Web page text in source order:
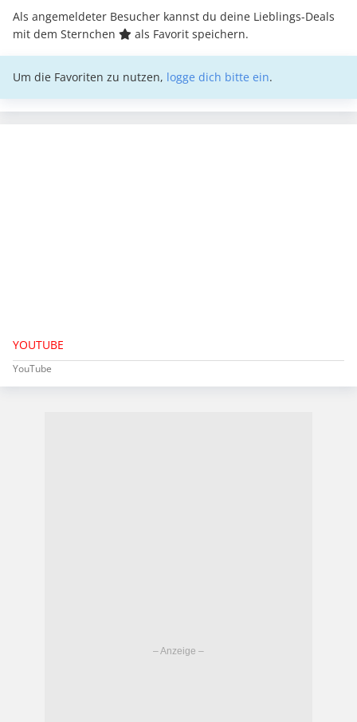
Als angemeldeter Besucher kannst du deine Lieblings-Deals
mit dem Sternchen
als Favorit speichern.
Um die Favoriten zu nutzen, logge dich bitte ein.
YOUTUBE
YouTube